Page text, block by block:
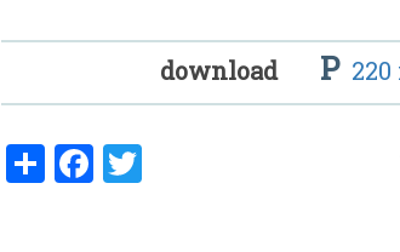
download P 220
ShareFacebook
Twitter